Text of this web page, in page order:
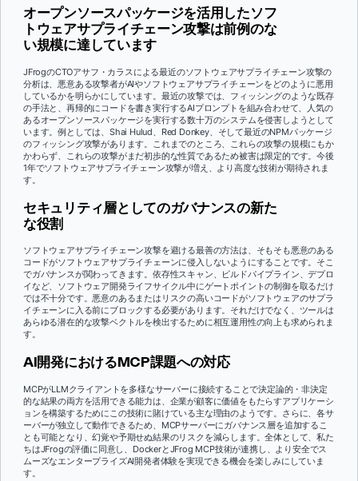
オープンソースパッケージを活用したソフ
トウェアサプライチェーン攻撃は前例のな
い規模に達しています
JFrogのCTOアサフ・カラスによる最近のソフトウェアサプライチェーン攻撃の
分析は、悪意ある攻撃者がAIやソフトウェアサプライチェーンをどのように悪用
しているかを明らかにしています。最近の攻撃では、フィッシングのような既存
の手法と、再帰的にコードを書き実行するAIプロンプトを組み合わせて、人気の
あるオープンソースパッケージを実行する数十万のシステムを侵害しようとして
います。例としては、Shai Hulud、Red Donkey、そして最近のNPMパッケージ
のフィッシング攻撃があります。これまでのところ、これらの攻撃の規模にもか
かわらず、これらの攻撃がまだ初歩的な性質であるため被害は限定的です。今後
1年でソフトウェアサプライチェーン攻撃が増え、より高度な技術が期待されま
す。
セキュリティ層としてのガバナンスの新た
な役割
ソフトウェアサプライチェーン攻撃を避ける最善の方法は、そもそも悪意のある
コードがソフトウェアサプライチェーンに侵入しないようにすることです。そこ
でガバナンスが関わってきます。依存性スキャン、ビルドパイプライン、デプロ
イなど、ソフトウェア開発ライフサイクル中にゲートポイントの制御を取るだけ
では不十分です。悪意のあるまたはリスクの高いコードがソフトウェアのサプラ
イチェーンに入る前にブロックする必要があります。それだけでなく、ツールは
あらゆる潜在的な攻撃ベクトルを検出するために相互運用性の向上も求められま
す。
AI開発におけるMCP課題への対応
MCPがLLMクライアントを多様なサーバーに接続することで決定論的・非決定
的な結果の両方を活用できる能力は、企業が顧客に価値をもたらすアプリケーシ
ョンを構築するためにこの技術に賭けている主な理由のようです。さらに、各サ
ーバーが独立して動作できるため、MCPサーバーにガバナンス層を追加するこ
とも可能となり、幻覚や予期せぬ結果のリスクを減らします。全体として、私た
ちはJFrogの評価に同意し、DockerとJFrog MCP技術が連携し、より安全でス
ムーズなエンタープライズAI開発者体験を実現できる機会を楽しみにしていま
す。